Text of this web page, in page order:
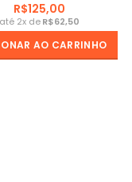
R$
R$
AO CARRINHO